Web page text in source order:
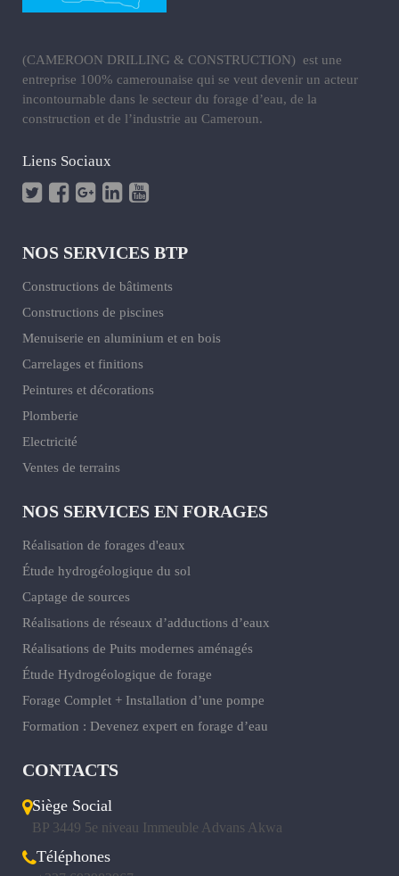
(CAMEROON DRILLING & CONSTRUCTION) est une
entreprise 100% camerounaise qui se veut devenir un acteur
incontournable dans le secteur du forage d’eau, de la
construction et de l’industrie au Cameroun.
Liens Sociaux
NOS SERVICES BTP
Constructions de bâtiments
Constructions de piscines
Menuiserie en aluminium et en bois
Carrelages et finitions
Peintures et décorations
Plomberie
Electricité
Ventes de terrains
NOS SERVICES EN FORAGES
Réalisation de forages d'eaux
Étude hydrogéologique du sol
Captage de sources
Réalisations de réseaux d’adductions d’eaux
Réalisations de Puits modernes aménagés
Étude Hydrogéologique de forage
Forage Complet + Installation d’une pompe
Formation : Devenez expert en forage d’eau
CONTACTS
Siège Social
BP 3449 5e niveau Immeuble Advans Akwa
Téléphones